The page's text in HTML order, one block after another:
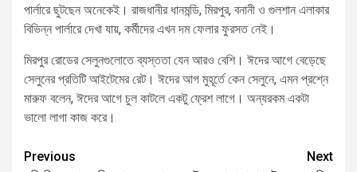
পার্লারে ছুটছেন অনেকেই। রাজধানীর ধানমন্ডি, মিরপুর, বনানী ও গুলশান এলাকার
বিভিন্ন পার্লারে দেখা যায়, কর্মীদের এখন দম ফেলার ফুরসত নেই।
মিরপুর রোডের সেলুনগুলোতে ব্যস্ততা যেন আরও বেশি। ঈদের আগে বেড়েছে
সেলুনের প্রতিটি আইটেমের রেট। ঈদের আগ মুহূর্তে কেন সেলুনে, এমন প্রশ্নে
মারুফ বলেন, ঈদের আগে চুল কাটলে একটু ফ্রেশ লাগে। অন্যরকম একটা
ভালো লাগা কাজ করে।
Previous
Next